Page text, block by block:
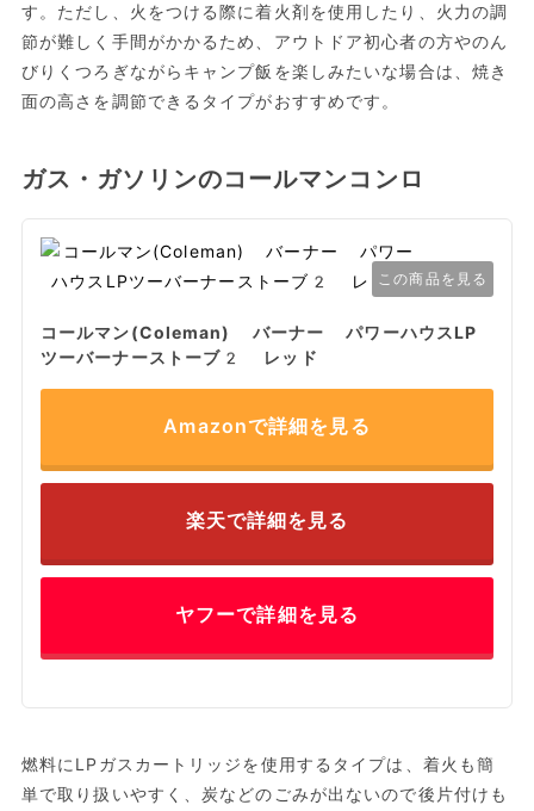
す。ただし、火をつける際に着火剤を使用したり、火力の調
節が難しく手間がかかるため、アウトドア初心者の方やのん
びりくつろぎながらキャンプ飯を楽しみたいな場合は、焼き
面の高さを調節できるタイプがおすすめです。
ガス・ガソリンのコールマンコンロ
この商品を見る
コールマン(Coleman) バーナー パワーハウスLP
ツーバーナーストーブ2 レッド
Amazonで詳細を見る
楽天で詳細を見る
ヤフーで詳細を見る
燃料にLPガスカートリッジを使用するタイプは、着火も簡
単で取り扱いやすく、炭などのごみが出ないので後片付けも